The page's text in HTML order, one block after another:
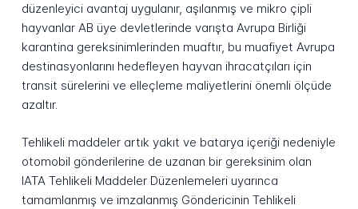
düzenleyici avantaj uygulanır, aşılanmış ve mikro çipli
hayvanlar AB üye devletlerinde varışta Avrupa Birliği
karantina gereksinimlerinden muaftır, bu muafiyet Avrupa
destinasyonlarını hedefleyen hayvan ihracatçıları için
transit sürelerini ve elleçleme maliyetlerini önemli ölçüde
azaltır.
Tehlikeli maddeler artık yakıt ve batarya içeriği nedeniyle
otomobil gönderilerine de uzanan bir gereksinim olan
IATA Tehlikeli Maddeler Düzenlemeleri uyarınca
tamamlanmış ve imzalanmış Göndericinin Tehlikeli